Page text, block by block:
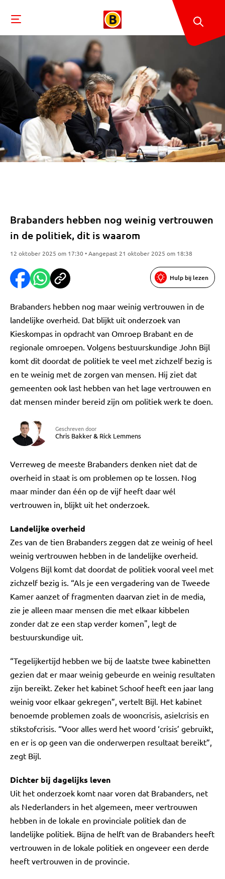
Brabanders hebben nog weinig vertrouwen
in de politiek, dit is waarom
12 oktober 2025 om 17:30 • Aangepast 21 oktober 2025 om 18:38
Hulp bij lezen
Brabanders hebben nog maar weinig vertrouwen in de
landelijke overheid. Dat blijkt uit onderzoek van
Kieskompas in opdracht van Omroep Brabant en de
regionale omroepen. Volgens bestuurskundige John Bijl
komt dit doordat de politiek te veel met zichzelf bezig is
en te weinig met de zorgen van mensen. Hij ziet dat
gemeenten ook last hebben van het lage vertrouwen en
dat mensen minder bereid zijn om politiek werk te doen.
Geschreven door
Chris Bakker& Rick Lemmens
Verreweg de meeste Brabanders denken niet dat de
overheid in staat is om problemen op te lossen. Nog
maar minder dan één op de vijf heeft daar wél
vertrouwen in, blijkt uit het onderzoek.
Landelijke overheid
Zes van de tien Brabanders zeggen dat ze weinig of heel
weinig vertrouwen hebben in de landelijke overheid.
Volgens Bijl komt dat doordat de politiek vooral veel met
zichzelf bezig is. “Als je een vergadering van de Tweede
Kamer aanzet of fragmenten daarvan ziet in de media,
zie je alleen maar mensen die met elkaar kibbelen
zonder dat ze een stap verder komen", legt de
bestuurskundige uit.
“Tegelijkertijd hebben we bij de laatste twee kabinetten
gezien dat er maar weinig gebeurde en weinig resultaten
zijn bereikt. Zeker het kabinet Schoof heeft een jaar lang
weinig voor elkaar gekregen”, vertelt Bijl. Het kabinet
benoemde problemen zoals de wooncrisis, asielcrisis en
stikstofcrisis. “Voor alles werd het woord ‘crisis’ gebruikt,
en er is op geen van die onderwerpen resultaat bereikt”,
zegt Bijl.
Dichter bij dagelijks leven
Uit het onderzoek komt naar voren dat Brabanders, net
als Nederlanders in het algemeen, meer vertrouwen
hebben in de lokale en provinciale politiek dan de
landelijke politiek. Bijna de helft van de Brabanders heeft
vertrouwen in de lokale politiek en ongeveer een derde
heeft vertrouwen in de provincie.